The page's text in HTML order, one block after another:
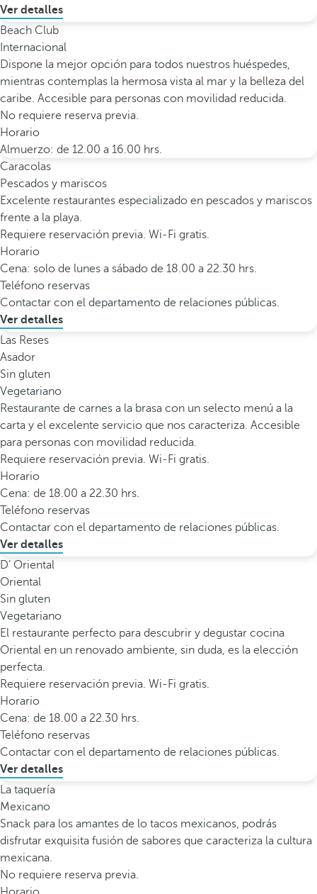
Ver detalles
Beach Club
Internacional
Dispone la mejor opción para todos nuestros huéspedes,
mientras contemplas la hermosa vista al mar y la belleza del
caribe. Accesible para personas con movilidad reducida.
No requiere reserva previa.
Horario
Almuerzo: de 12.00 a 16.00 hrs.
Caracolas
Pescados y mariscos
Excelente restaurantes especializado en pescados y mariscos
frente a la playa.
Requiere reservación previa. Wi-Fi gratis.
Horario
Cena: solo de lunes a sábado de 18.00 a 22.30 hrs.
Teléfono reservas
Contactar con el departamento de relaciones públicas.
Ver detalles
Las Reses
Asador
Sin gluten
Vegetariano
Restaurante de carnes a la brasa con un selecto menú a la
carta y el excelente servicio que nos caracteriza. Accesible
para personas con movilidad reducida.
Requiere reservación previa. Wi-Fi gratis.
Horario
Cena: de 18.00 a 22.30 hrs.
Teléfono reservas
Contactar con el departamento de relaciones públicas.
Ver detalles
D’ Oriental
Oriental
Sin gluten
Vegetariano
El restaurante perfecto para descubrir y degustar cocina
Oriental en un renovado ambiente, sin duda, es la elección
perfecta.
Requiere reservación previa. Wi-Fi gratis.
Horario
Cena: de 18.00 a 22.30 hrs.
Teléfono reservas
Contactar con el departamento de relaciones públicas.
Ver detalles
La taquería
Mexicano
Snack para los amantes de lo tacos mexicanos, podrás
disfrutar exquisita fusión de sabores que caracteriza la cultura
mexicana.
No requiere reserva previa.